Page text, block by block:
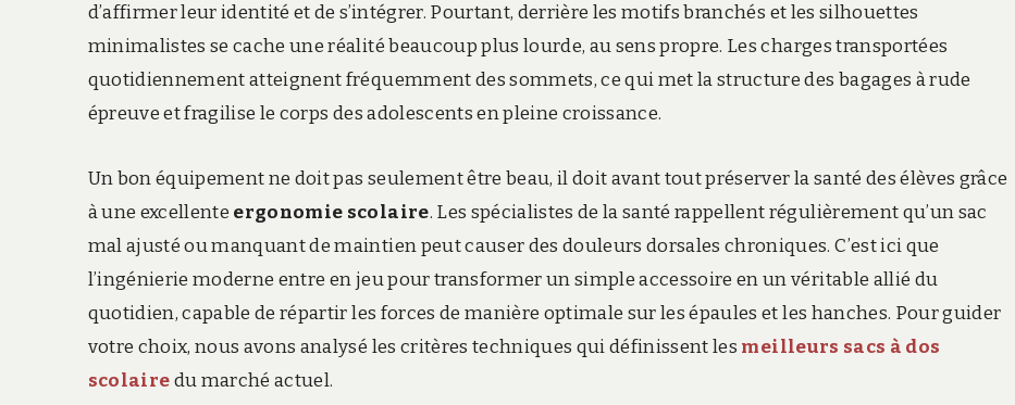
d’affirmer leur identité et de s’intégrer. Pourtant, derrière les motifs branchés et les silhouettes
minimalistes se cache une réalité beaucoup plus lourde, au sens propre. Les charges transportées
quotidiennement atteignent fréquemment des sommets,ce qui met la structure des bagages à rude
épreuve et fragilise le corps des adolescents en pleine croissance.
Un bon équipement ne doit pas seulement être beau, il doit avant tout préserver la santé des élèves grâce
à une excellente ergonomie scolaire. Les spécialistes de la santé rappellent régulièrement qu’un sac
mal ajusté ou manquant de maintien peut causer des douleurs dorsales chroniques. C’est ici que
l’ingénierie moderne entre en jeu pour transformer un simple accessoire en un véritable allié du
quotidien,capable de répartir les forces de manière optimale sur les épaules et les hanches. Pour guider
votre choix, nous avons analysé les critères techniques qui définissent les meilleurs sacs à dos
scolairedu marché actuel.